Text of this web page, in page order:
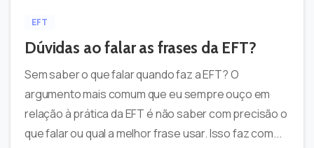
EFT
Dúvidas ao falar as frases da EFT?
Sem saber o que falar quando faz a EFT? O
argumento mais comum que eu sempre ouço em
relação à prática da EFT é não saber com precisão o
que falar ou qual a melhor frase usar. Isso faz com...